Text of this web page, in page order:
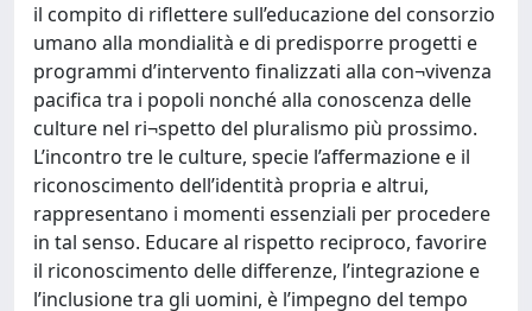
il compito di riflettere sull’educazione del consorzio
umano alla mondialità e di predisporre progetti e
programmi d’intervento finalizzati alla con¬vivenza
pacifica tra i popoli nonché alla conoscenza delle
culture nel ri¬spetto del pluralismo più prossimo.
L’incontro tre le culture, specie l’affermazione e il
riconoscimento dell’identità propria e altrui,
rappresentano i momenti essenziali per procedere
in tal senso. Educare al rispetto reciproco, favorire
il riconoscimento delle differenze, l’integrazione e
l’inclusione tra gli uomini, è l’impegno del tempo